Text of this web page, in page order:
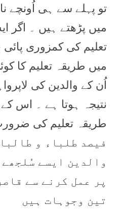
تو پہلے سے ہی اُونچے
ميں پڑھتے ہيں ۔ اگر
تعليم کی کمزوری
ميں طريقہ تعليم کا
اُن کے والدين کی
نتيجہ ہوتا ہے ۔ اس
فيصد طلباء و
والدين ايسے
پر عمل کرنے سے
تين وجوہات ہيں